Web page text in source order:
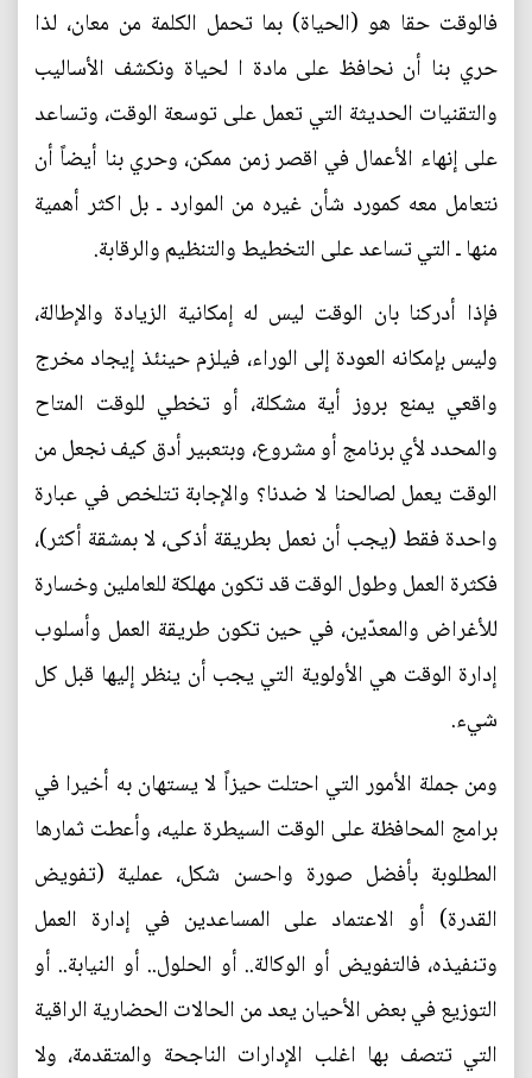
فالوقت حقا هو (الحياة) بما تحمل الكلمة من معان، لذا
حري بنا أن نحافظ على مادة ا لحياة ونكشف الأساليب
والتقنيات الحديثة التي تعمل على توسعة الوقت، وتساعد
على إنهاء الأعمال في اقصر زمن ممكن، وحري بنا أيضاً أن
نتعامل معه كمورد شأن غيره من الموارد ـ بل اكثر أهمية
منها ـ التي تساعد على التخطيط والتنظيم والرقابة.
فإذا أدركنا بان الوقت ليس له إمكانية الزيادة والإطالة،
وليس بإمكانه العودة إلى الوراء، فيلزم حينئذ إيجاد مخرج
واقعي يمنع بروز أية مشكلة، أو تخطي للوقت المتاح
والمحدد لأي برنامج أو مشروع، وبتعبير أدق كيف نجعل من
الوقت يعمل لصالحنا لا ضدنا؟ والإجابة تتلخص في عبارة
واحدة فقط (يجب أن نعمل بطريقة أذكى، لا بمشقة أكثر)،
فكثرة العمل وطول الوقت قد تكون مهلكة للعاملين وخسارة
للأغراض والمعدّين، في حين تكون طريقة العمل وأسلوب
إدارة الوقت هي الأولوية التي يجب أن ينظر إليها قبل كل
شيء.
ومن جملة الأمور التي احتلت حيزاً لا يستهان به أخيرا في
برامج المحافظة على الوقت السيطرة عليه، وأعطت ثمارها
المطلوبة بأفضل صورة واحسن شكل، عملية (تفويض
القدرة) أو الاعتماد على المساعدين في إدارة العمل
وتنفيذه، فالتفويض أو الوكالة.. أو الحلول.. أو النيابة.. أو
التوزيع في بعض الأحيان يعد من الحالات الحضارية الراقية
التي تتصف بها اغلب الإدارات الناجحة والمتقدمة، ولا